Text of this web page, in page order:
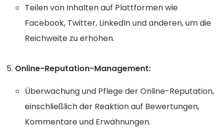
Teilen von Inhalten auf Plattformen wie
Facebook, Twitter, LinkedIn und anderen, um die
Reichweite zu erhöhen.
Online-Reputation-Management:
Überwachung und Pflege der Online-Reputation,
einschließlich der Reaktion auf Bewertungen,
Kommentare und Erwähnungen.